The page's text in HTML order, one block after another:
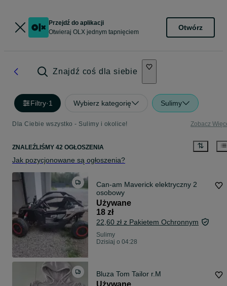
Przejdź do aplikacji
Otwieraj OLX jednym tapnięciem
Otwórz
Znajdź coś dla siebie
Filtry·1 Wybierz kategorię Sulimy
Dla Ciebie wszystko - Sulimy i okolice! Zobacz
ZNALEŹLIŚMY 42 OGŁOSZENIA
Jak pozycjonowane są ogłoszenia?
Can-am Maverick elektryczny 2
osobowy
Używane
18 zł
22,60 zł z Pakietem Ochronnym
Sulimy
Dzisiaj o 04:28
Bluza Tom Tailor r.M